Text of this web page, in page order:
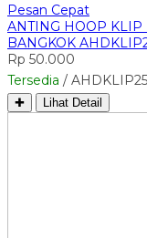
Pesan Cepat
ANTING HOOP
BANGKOK
Rp 50.000
Tersedia /
✚ Lihat Detail